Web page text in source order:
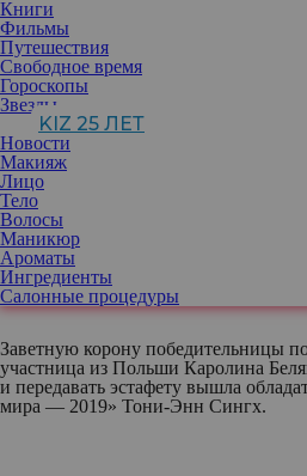
Книги
Фильмы
Путешествия
Свободное время
Гороскопы
Звезды
KIZ 25 ЛЕТ
Новости
Макияж
Лицо
Тело
Волосы
Маникюр
Ароматы
Ингредиенты
Салонные процедуры
юбилейного, 70-го конкурса
рассказываем, кто стал
В Пуэрто-Рико завершился 70-й
красоты «Мисс мира». В этом году
декабре 2021-го мероприятие
часов до финала, потому что у 23
коронавирус дал положительный
Участниц от России в этом году на
на главное бьюти-состязание
«Мисс Россия», однако конкурс у нас
пандемией не проводится с 2019 года.
Заветную корону победительницы
участница из Польши Каролина
и передавать эстафету вышла
мира — 2019» Тони-Энн Сингх.